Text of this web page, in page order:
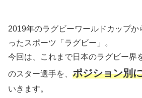
2019年のラグビーワールドカップか
ったスポーツ「ラグビー」。
今回は、これまで日本のラグビー界
のスター選手を、 ポジション別
いきます。